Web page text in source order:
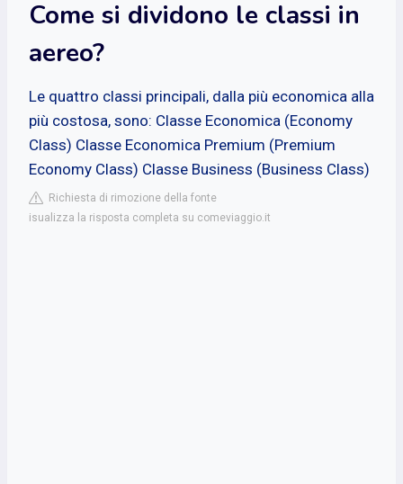
Come si dividono le classi in
aereo?
Le quattro classi principali, dalla più economica alla
più costosa, sono: Classe Economica (Economy
Class) Classe Economica Premium (Premium
Economy Class) Classe Business (Business Class)
Richiesta di rimozione della fonte
isualizza la risposta completa su comeviaggio.it